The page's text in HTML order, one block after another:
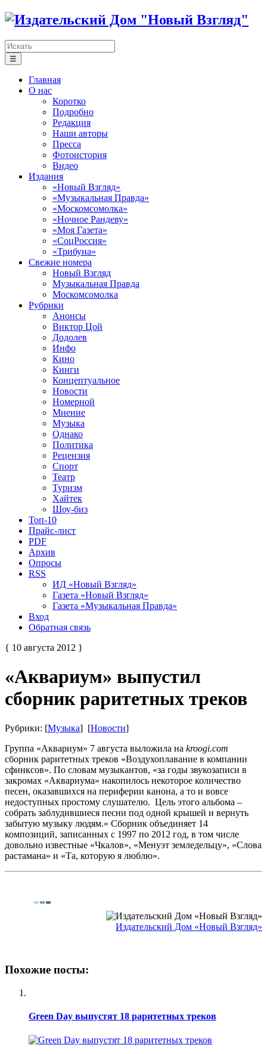
☰
Главная
О нас
Коротко
Подробно
Редакция
Наши авторы
Пресса
Фотоистория
Видео
Издания
«Новый Взгляд»
«Музыкальная Правда»
«Москомсомолка»
«Ночное Рандеву»
«Моя Газета»
«СоцРоссия»
«Трибуна»
Свежие номера
Новый Взгляд
Музыкальная Правда
Москомсомолка
Рубрики
Анонсы
Виктор Цой
Додолев
Инфо
Кино
Книги
Концептуальное
Новости
Номерной
Мнение
Музыка
Однако
Политика
Рецензия
Спорт
Театр
Туризм
Хайтек
Шоу-биз
Топ-10
Прайс-лист
PDF
Архив
Опросы
RSS
ИД «Новый Взгляд»
Газета «Новый Взгляд»
Газета «Музыкальная Правда»
Вход
Обратная связь
{ 10 августа 2012 }
«Аквариум» выпустил
сборник раритетных треков
Рубрики: [Музыка] [Новости]
Группа «Аквариум» 7 августа выложила на kroogi.com
сборник раритетных треков «Воздухоплавание в компании
сфинксов». По словам музыкантов, «за годы звукозаписи в
закромах «Аквариума» накопилось некоторое количество
песен, оказавшихся на периферии канона, а то и вовсе
недоступных простому слушателю. Цель этого альбома –
собрать заблудившиеся песни под одной крышей и вернуть
забытую музыку людям.» Сборник объединяет 14
композиций, записанных с 1997 по 2012 год, в том числе
довольно известные «Чкалов», «Менуэт земледельцу», «Слова
растамана» и «Та, которую я люблю».
Издательский Дом «Новый Взгляд»
Похожие посты:
Green Day выпустят 18 раритетных треков